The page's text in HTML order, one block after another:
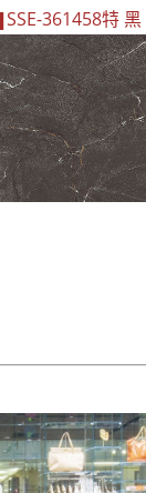
█SSE-361458特 黑